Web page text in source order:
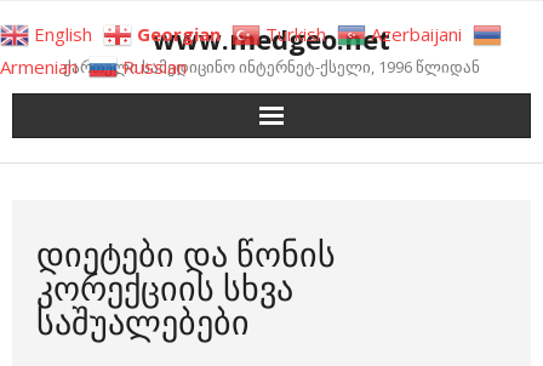
to
content
www.medgeo.net
ქართული სამედიცინო ინტერნეტ-ქსელი, 1996 წლიდან
ᲓᲘᲔᲢᲔᲑᲘ ᲓᲐ ᲬᲝᲜᲘᲡ
ᲙᲝᲠᲔᲥᲪᲘᲘᲡ ᲡᲮᲕᲐ
ᲡᲐᲨᲣᲐᲚᲔᲑᲔᲑᲘ
English Georgian Turkish
Azerbaijani
Armenian
Russian